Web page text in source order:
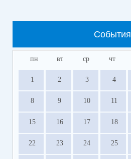
События
пн вт ср чт
1 2 3 4
8 9 10 11
15 16 17 18
22 23 24 25